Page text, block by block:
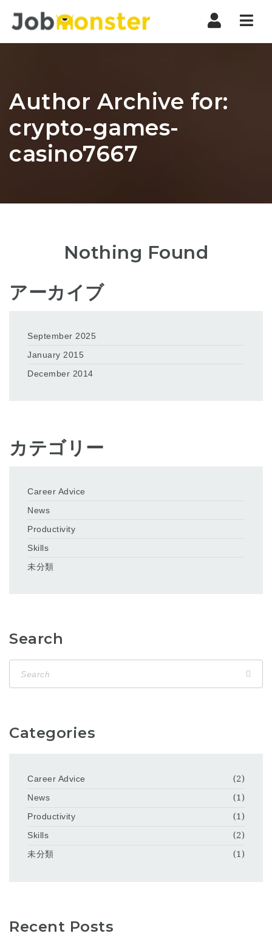
Author Archive for:
crypto-games-
casino7667
Nothing Found
アーカイブ
September 2025
January 2015
December 2014
カテゴリー
Career Advice
News
Productivity
Skills
未分類
Search
Categories
Career Advice
(2)
News
(1)
Productivity
(1)
Skills
(2)
未分類
(1)
Recent Posts